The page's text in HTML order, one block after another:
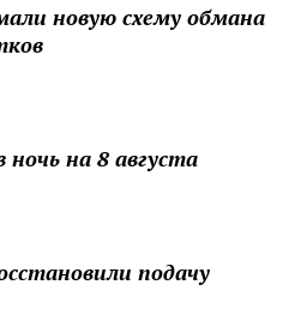
новую схему обмана
на 8 августа
подачу